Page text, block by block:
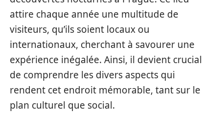
attire chaque année une multitude de
visiteurs, qu’ils soient locaux ou
internationaux, cherchant à savourer une
expérience inégalée. Ainsi, il devient crucial
de comprendre les divers aspects qui
rendent cet endroit mémorable, tant sur le
plan culturel que social.